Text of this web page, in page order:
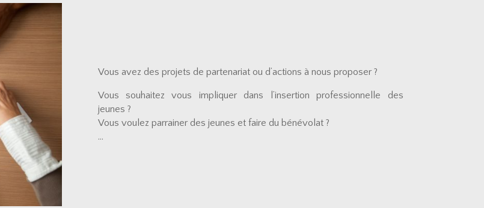
Vous avez des projets de partenariat ou d’actions à nous proposer ?
Vous souhaitez vous impliquer dans l’insertion professionnelle des
jeunes ?
Vous voulez parrainer des jeunes et faire du bénévolat ?
…